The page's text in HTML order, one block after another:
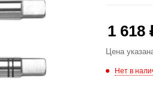
1 618
Цена
Нет в